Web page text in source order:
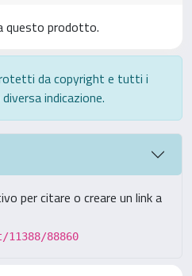
questo prodotto.
da copyright e tutti i
indicazione.
per citare o creare un link a
88860